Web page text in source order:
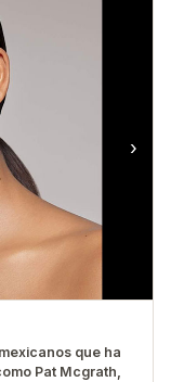
›
que ha
Pat Mcgrath,